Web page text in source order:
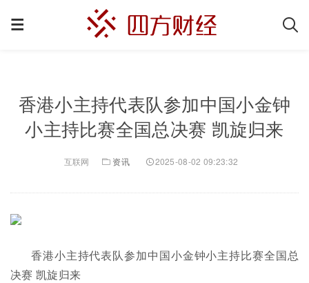
香港小主持代表队参加中国小金钟
小主持比赛全国总决赛 凯旋归来
互联网 资讯 2025-08-02 09:23:32
香港小主持代表队参加中国小金钟小主持比赛全国总
决赛 凯旋归来